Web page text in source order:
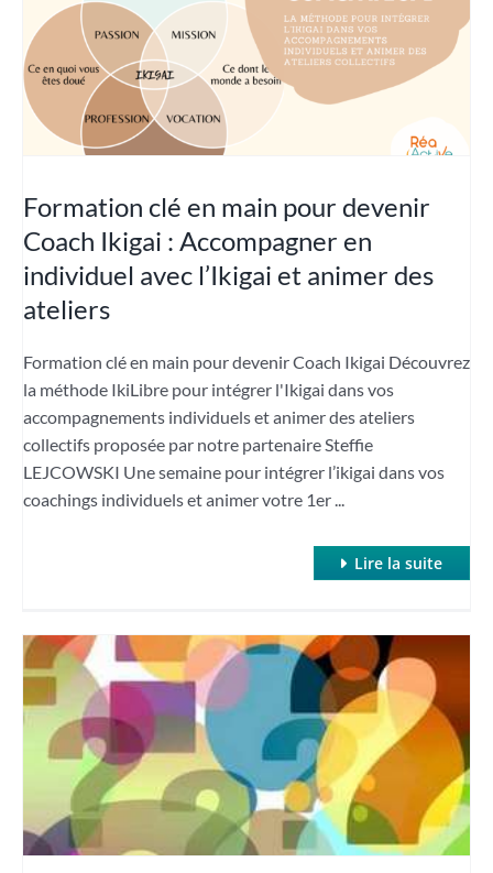
Formation clé en main pour devenir
Coach Ikigai : Accompagner en
individuel avec l’Ikigai et animer des
ateliers
Formation clé en main pour devenir Coach Ikigai Découvrez
la méthode IkiLibre pour intégrer l'Ikigai dans vos
accompagnements individuels et animer des ateliers
collectifs proposée par notre partenaire Steffie
LEJCOWSKI Une semaine pour intégrer l’ikigai dans vos
coachings individuels et animer votre 1er ...
Lire la suite